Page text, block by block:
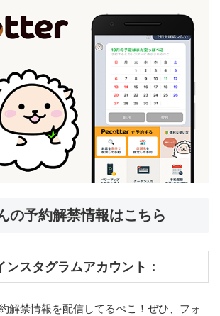
の予約解禁情報はこちら
ンスタグラムアカウント：
解禁情報を配信してるぺこ！ぜひ、フォ